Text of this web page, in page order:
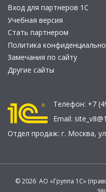
Вход для партнеров 1С
Учебная версия
Стать партнером
Политика
Замечания по сайту
Другие сайты
Телефон: +7
Email:
Отдел продаж: г. Москва,
© 2026 АО «Группа 1С»